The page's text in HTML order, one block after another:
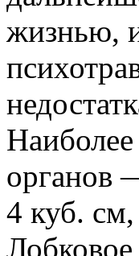
жизнью,
органов
4 куб.